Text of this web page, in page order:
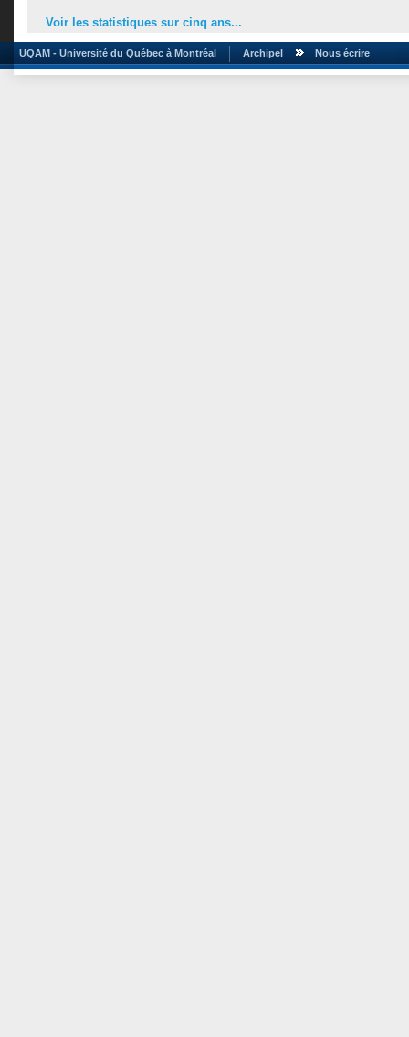
Voir les statistiques sur cinq ans...
UQAM - Université du Québec à Montréal Archipel Nous écrire